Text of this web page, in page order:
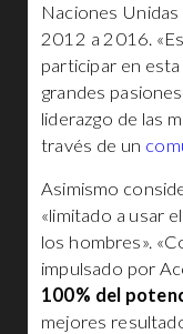
Naciones
2012 a 2016.
participar en
grandes
liderazgo de las
través de un
Asimismo
«limitado a usar
los hombres».
impulsado por
100% del
mejores